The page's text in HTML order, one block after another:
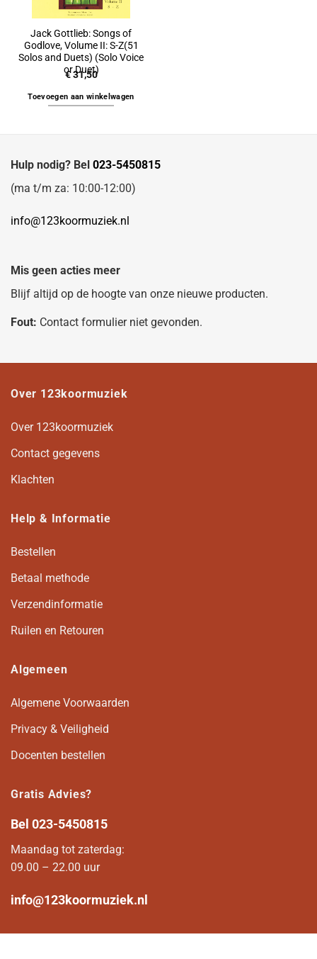
Jack Gottlieb: Songs of
Godlove, Volume II: S-Z(51
Solos and Duets) (Solo Voice
or Duet)
€31,50
Toevoegen aan winkelwagen
Hulp nodig? Bel 023-5450815
(ma t/m za: 10:00-12:00)
info@123koormuziek.nl
Mis geen acties meer
Blijf altijd op de hoogte van onze nieuwe producten.
Fout: Contact formulier niet gevonden.
Over 123koormuziek
Over 123koormuziek
Contact gegevens
Klachten
Help & Informatie
Bestellen
Betaal methode
Verzendinformatie
Ruilen en Retouren
Algemeen
Algemene Voorwaarden
Privacy & Veiligheid
Docenten bestellen
Gratis Advies?
Bel 023-5450815
Maandag tot zaterdag:
09.00 – 22.00 uur
info@123koormuziek.nl